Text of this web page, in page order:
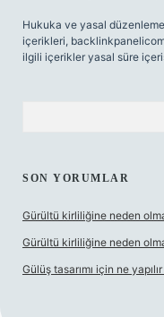
Hukuka ve yasal
içerikleri,
ilgili içerikler yasal süre
SON YORUMLAR
Gürültü kirliliğine neden
Gürültü kirliliğine neden
Gülüş tasarımı için ne yapılır